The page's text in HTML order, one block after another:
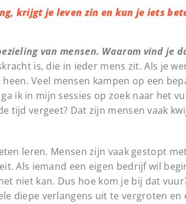
krijgt je leven zin en kun je iets
van mensen. Waarom vind je
is, die in ieder mens zit. Als je
Veel mensen kampen op een
ik in mijn sessies op zoek naar het
tijd vergeet? Dat zijn mensen vaak
leren. Mensen zijn vaak gestopt
Als iemand een eigen bedrijf wil
niet kan. Dus hoe kom je bij dat
diepe verlangens uit te vergroten en